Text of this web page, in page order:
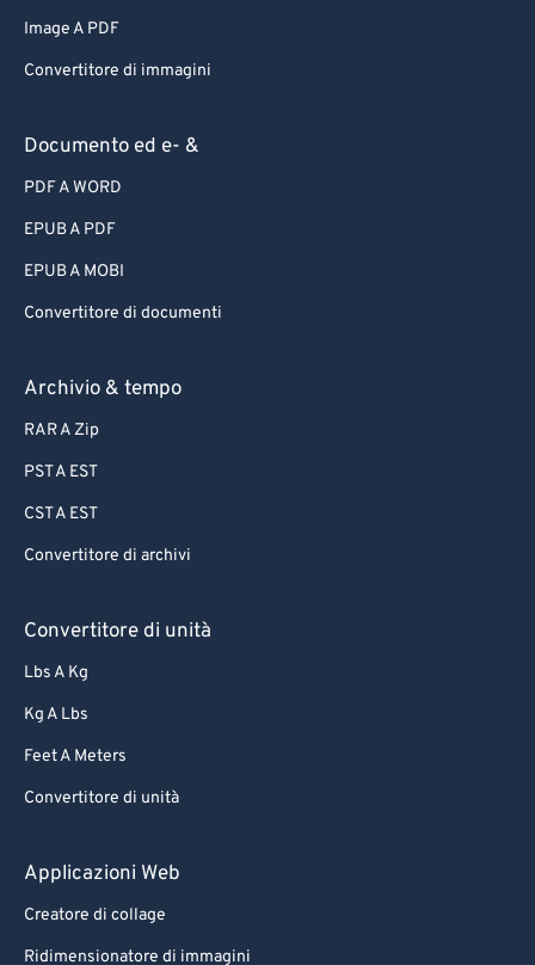
Image A PDF
Convertitore di immagini
Documento ed e- &
PDF A WORD
EPUB A PDF
EPUB A MOBI
Convertitore di documenti
Archivio & tempo
RAR A Zip
PST A EST
CST A EST
Convertitore di archivi
Convertitore di unità
Lbs A Kg
Kg A Lbs
Feet A Meters
Convertitore di unità
Applicazioni Web
Creatore di collage
Ridimensionatore di immagini